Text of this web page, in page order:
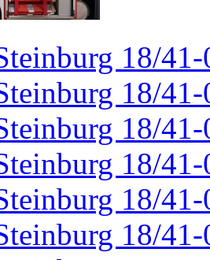
18/41-
18/41-
18/41-
18/41-
18/41-
18/41-